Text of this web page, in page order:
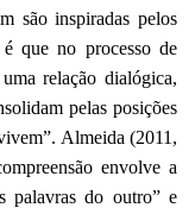
são inspiradas pelos
que no processo de
relação dialógica,
pelas posições
Almeida (2011,
envolve a
palavras do outro” e